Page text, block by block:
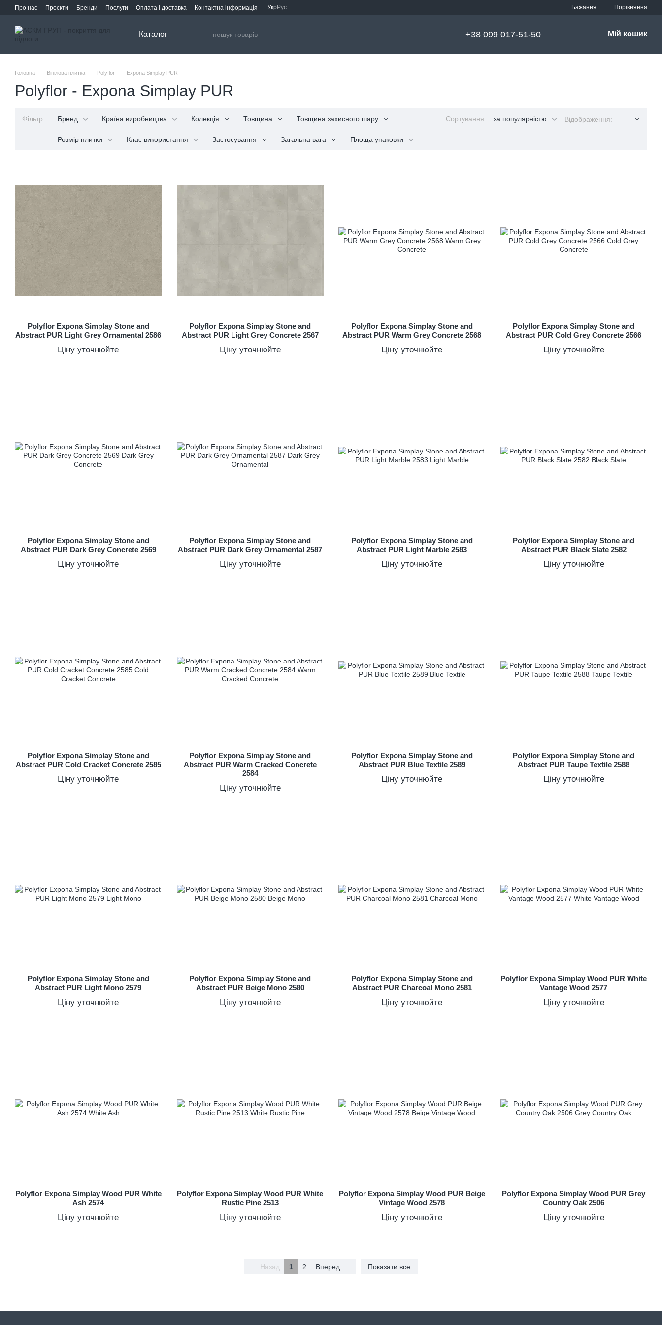
Перейти до основного контенту
Про нас Проєкти Бренди Послуги Оплата і доставка Контактна інформація УкрРус Бажання Порівняння
Каталог +38 099 017-51-50 Мій кошик
Головна Вінілова плитка Polyflor Expona Simplay PUR
Polyflor - Expona Simplay PUR
Фільтр Бренд Країна виробництва Колекція Товщина Товщина захисного шару
Розмір плитки Клас використання Застосування Загальна вага Площа упаковки
Сортування: за популярністю Відображення:
Polyflor Expona Simplay Stone and
Abstract PUR Light Grey Ornamental 2586
Ціну уточнюйте
Polyflor Expona Simplay Stone and
Abstract PUR Light Grey Concrete 2567
Ціну уточнюйте
Polyflor Expona Simplay Stone and
Abstract PUR Warm Grey Concrete 2568
Ціну уточнюйте
Polyflor Expona Simplay Stone and
Abstract PUR Cold Grey Concrete 2566
Ціну уточнюйте
Polyflor Expona Simplay Stone and
Abstract PUR Dark Grey Concrete 2569
Ціну уточнюйте
Polyflor Expona Simplay Stone and
Abstract PUR Dark Grey Ornamental 2587
Ціну уточнюйте
Polyflor Expona Simplay Stone and
Abstract PUR Light Marble 2583
Ціну уточнюйте
Polyflor Expona Simplay Stone and
Abstract PUR Black Slate 2582
Ціну уточнюйте
Polyflor Expona Simplay Stone and
Abstract PUR Cold Cracket Concrete 2585
Ціну уточнюйте
Polyflor Expona Simplay Stone and
Abstract PUR Warm Cracked Concrete
2584
Ціну уточнюйте
Polyflor Expona Simplay Stone and
Abstract PUR Blue Textile 2589
Ціну уточнюйте
Polyflor Expona Simplay Stone and
Abstract PUR Taupe Textile 2588
Ціну уточнюйте
Polyflor Expona Simplay Stone and
Abstract PUR Light Mono 2579
Ціну уточнюйте
Polyflor Expona Simplay Stone and
Abstract PUR Beige Mono 2580
Ціну уточнюйте
Polyflor Expona Simplay Stone and
Abstract PUR Charcoal Mono 2581
Ціну уточнюйте
Polyflor Expona Simplay Wood PUR White
Vantage Wood 2577
Ціну уточнюйте
Polyflor Expona Simplay Wood PUR White
Ash 2574
Ціну уточнюйте
Polyflor Expona Simplay Wood PUR White
Rustic Pine 2513
Ціну уточнюйте
Polyflor Expona Simplay Wood PUR Beige
Vintage Wood 2578
Ціну уточнюйте
Polyflor Expona Simplay Wood PUR Grey
Country Oak 2506
Ціну уточнюйте
Назад 1 2 Вперед Показати все